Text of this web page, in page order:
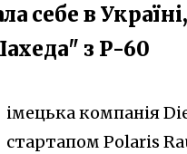
себе в
з Р-60
імецька компанія
стартапом Polaris